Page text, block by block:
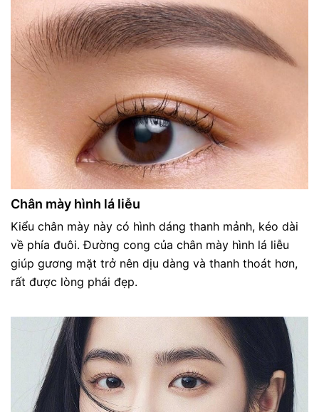
Chân mày hình lá liễu
Kiểu chân mày này có hình dáng thanh mảnh, kéo dài
về phía đuôi. Đường cong của chân mày hình lá liễu
giúp gương mặt trở nên dịu dàng và thanh thoát hơn,
rất được lòng phái đẹp.